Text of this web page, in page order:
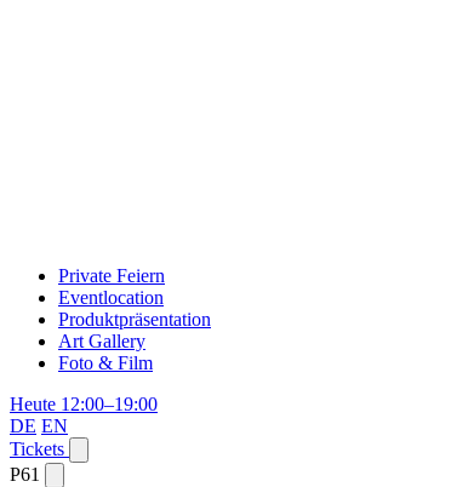
Private Feiern
Eventlocation
Produktpräsentation
Art Gallery
Foto & Film
Heute 12:00–19:00
DE EN
Tickets
P61